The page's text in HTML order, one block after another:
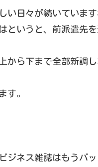
い日々が続いています
というと、前派遣先
から下まで全部新調し
す。
ジネス雑誌はもうバ